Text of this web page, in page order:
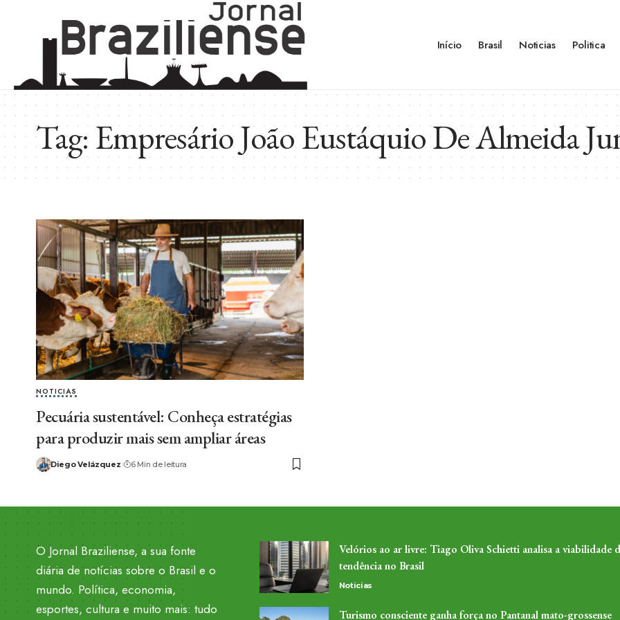
Início Brasil Noticias Politica
Tag:Empresário João Eustáquio De Almeida
NOTICIAS
Pecuária sustentável: Conheça estratégias
para produzir mais sem ampliar áreas
Diego Velázquez 6 Min de leitura
O Jornal Braziliense, a sua fonte
diária de notícias sobre o Brasil e o
mundo. Política, economia,
esportes, cultura e muito mais: tudo
Velórios ao ar livre: Tiago Oliva Schietti analisa a viabilidade
tendência no Brasil
Noticias
Turismo consciente ganha força no Pantanal mato-grossense